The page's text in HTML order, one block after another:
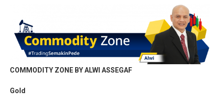
COMMODITY ZONE BY ALWI ASSEGAF
Gold